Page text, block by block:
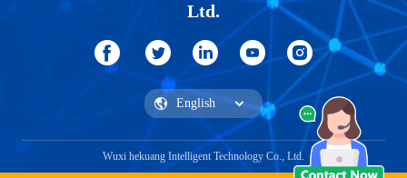
Ltd.
Wuxi hekuang Intelligent Technology Co., Ltd.